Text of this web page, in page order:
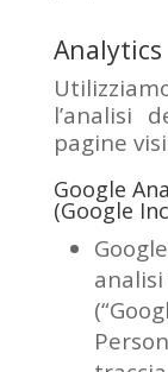
Analytics
l’analisi
pagine
Google
(Google